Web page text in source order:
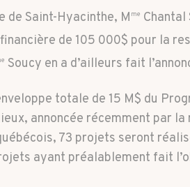
de Saint-Hyacinthe, M me Chantal
de 105 000$ pour la
Soucy en a d’ailleurs fait
totale de 15 M$ du
annoncée récemment par
73 projets seront
ayant préalablement fait